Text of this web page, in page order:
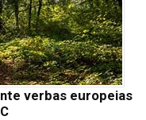
verbas europeias